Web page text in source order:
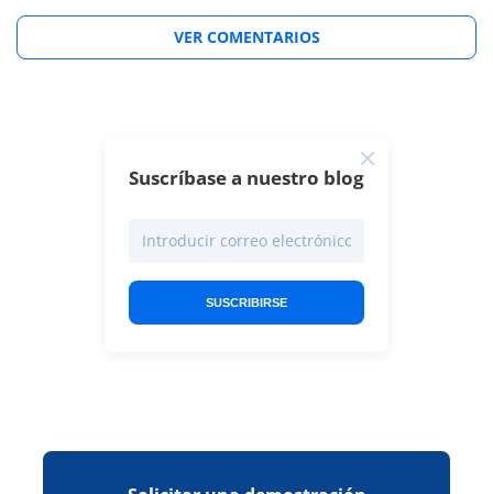
VER COMENTARIOS
Suscríbase a nuestro blog
SUSCRIBIRSE